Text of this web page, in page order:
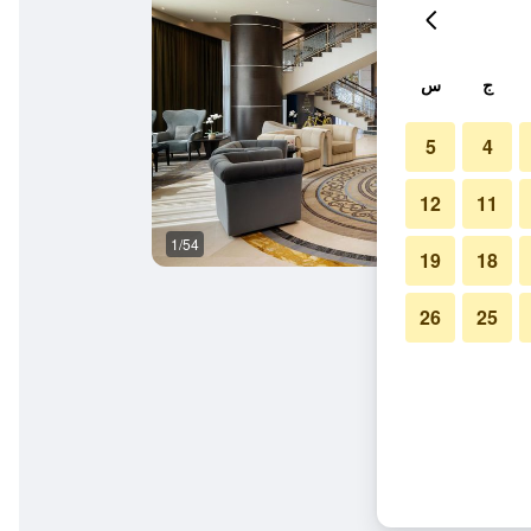
1/54
ج س
4
5
11
12
18
19
25
26